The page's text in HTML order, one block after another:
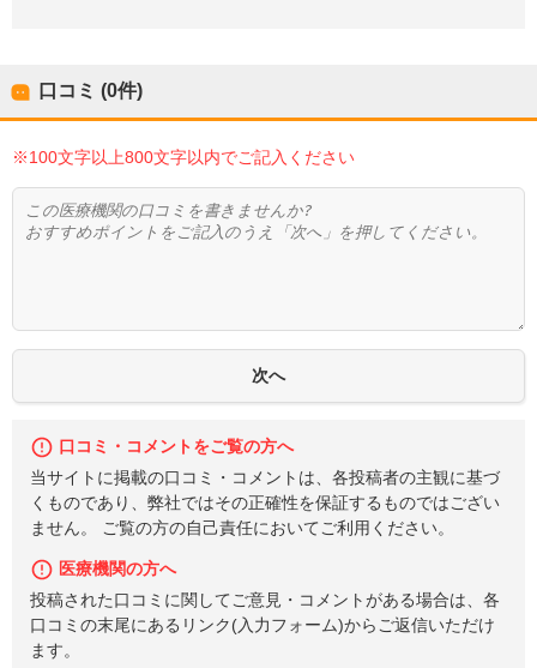
口コミ (0件)
※100文字以上800文字以内でご記入ください
口コミ・コメントをご覧の方へ
当サイトに掲載の口コミ・コメントは、各投稿者の主観に基づ
くものであり、弊社ではその正確性を保証するものではござい
ません。 ご覧の方の自己責任においてご利用ください。
医療機関の方へ
投稿された口コミに関してご意見・コメントがある場合は、各
口コミの末尾にあるリンク(入力フォーム)からご返信いただけ
ます。